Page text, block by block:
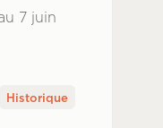
7 juin
Historique